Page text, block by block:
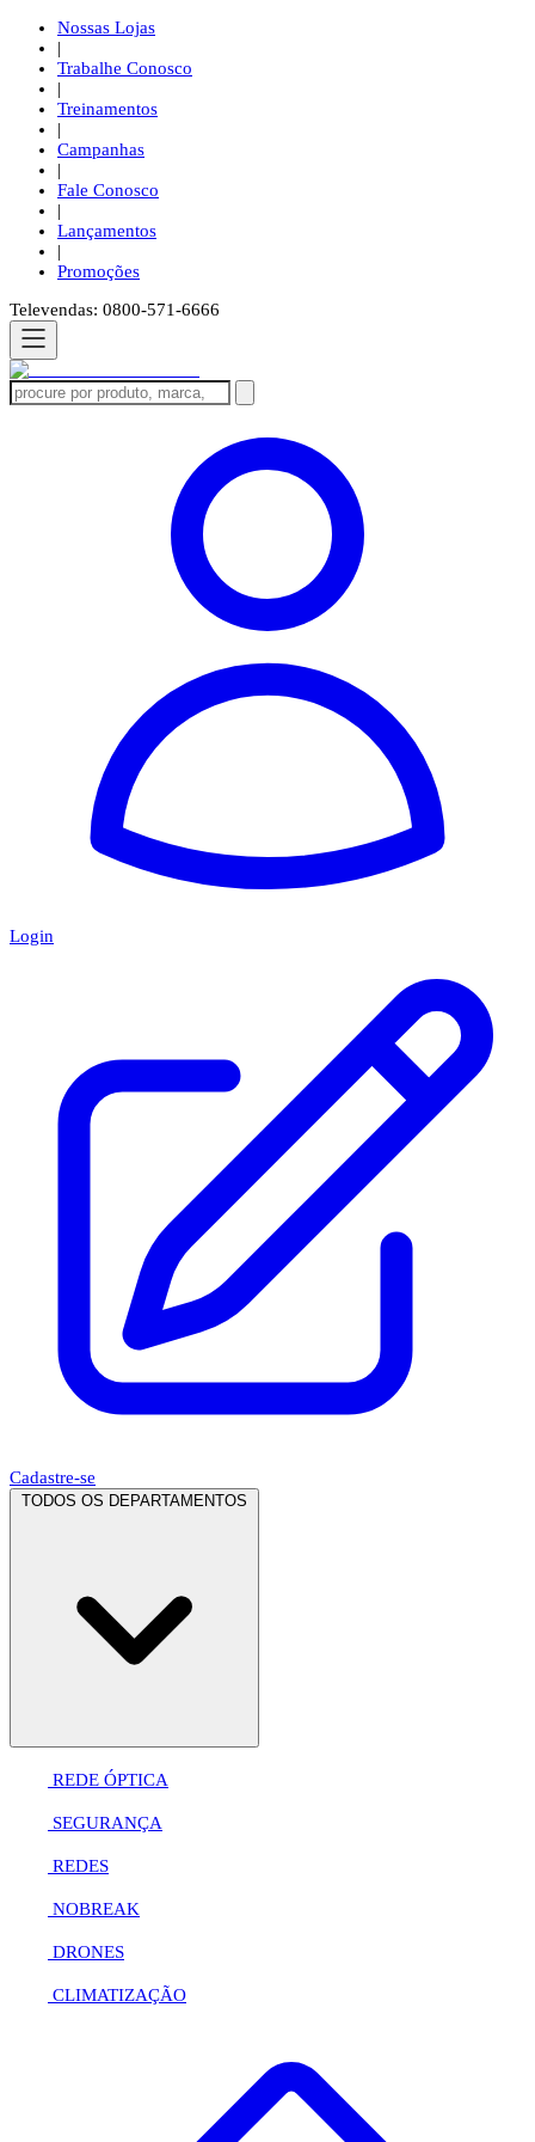
Nossas Lojas
|
Trabalhe Conosco
|
Treinamentos
|
Campanhas
|
Fale Conosco
|
Lançamentos
|
Promoções
Televendas: 0800-571-6666
Login
Cadastre-se
TODOS OS DEPARTAMENTOS
REDE ÓPTICA
SEGURANÇA
REDES
NOBREAK
DRONES
CLIMATIZAÇÃO